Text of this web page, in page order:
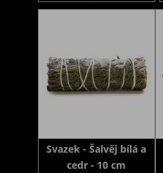
Svazek - Šalvěj bílá a
cedr - 10 cm